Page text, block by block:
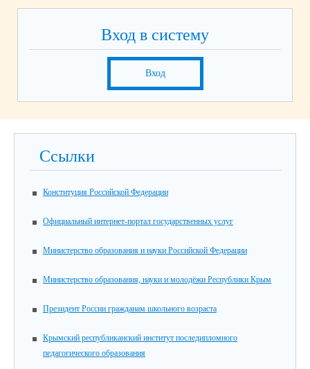
Вход в систему
Вход
Ссылки
Конституция Российской Федерации
Официальный интернет-портал государственных услуг
Министерство образования и науки Российской Федерации
Министерство образования, науки и молодёжи Республики Крым
Президент России гражданам школьного возраста
Крымский республиканский институт последипломного
педагогического образования